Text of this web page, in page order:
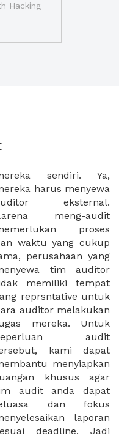
Hacking